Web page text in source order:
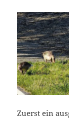
Zuerst ein